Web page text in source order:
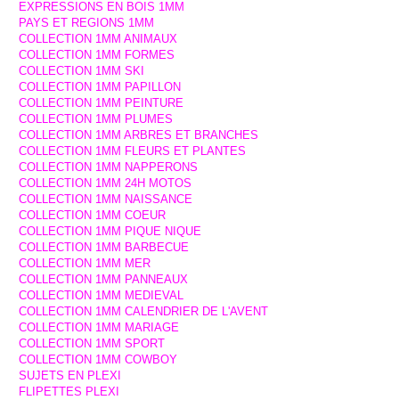
EXPRESSIONS EN BOIS 1MM
PAYS ET REGIONS 1MM
COLLECTION 1MM ANIMAUX
COLLECTION 1MM FORMES
COLLECTION 1MM SKI
COLLECTION 1MM PAPILLON
COLLECTION 1MM PEINTURE
COLLECTION 1MM PLUMES
COLLECTION 1MM ARBRES ET BRANCHES
COLLECTION 1MM FLEURS ET PLANTES
COLLECTION 1MM NAPPERONS
COLLECTION 1MM 24H MOTOS
COLLECTION 1MM NAISSANCE
COLLECTION 1MM COEUR
COLLECTION 1MM PIQUE NIQUE
COLLECTION 1MM BARBECUE
COLLECTION 1MM MER
COLLECTION 1MM PANNEAUX
COLLECTION 1MM MEDIEVAL
COLLECTION 1MM CALENDRIER DE L'AVENT
COLLECTION 1MM MARIAGE
COLLECTION 1MM SPORT
COLLECTION 1MM COWBOY
SUJETS EN PLEXI
FLIPETTES PLEXI